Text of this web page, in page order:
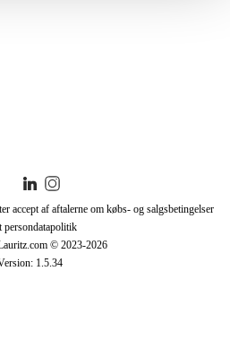
accept af aftalerne om købs- og salgsbetingelser
persondatapolitik
© 2023-2026
1.5.34